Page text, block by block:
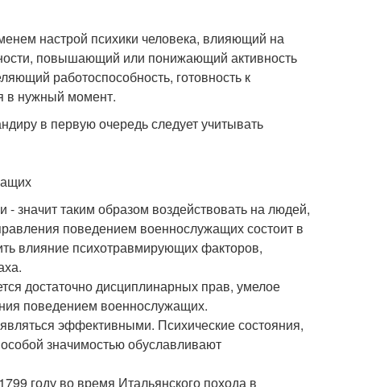
настрой психики человека, влияющий на
повышающий или понижающий активность
работоспособность, готовность к
в нужный момент.
в первую очередь следует учитывать
значит таким образом воздействовать на людей,
поведением военнослужащих состоит в
влияние психотравмирующих факторов,
достаточно дисциплинарных прав, умелое
поведением военнослужащих.
эффективными. Психические состояния,
значимостью обуславливают
году во время Итальянского похода в